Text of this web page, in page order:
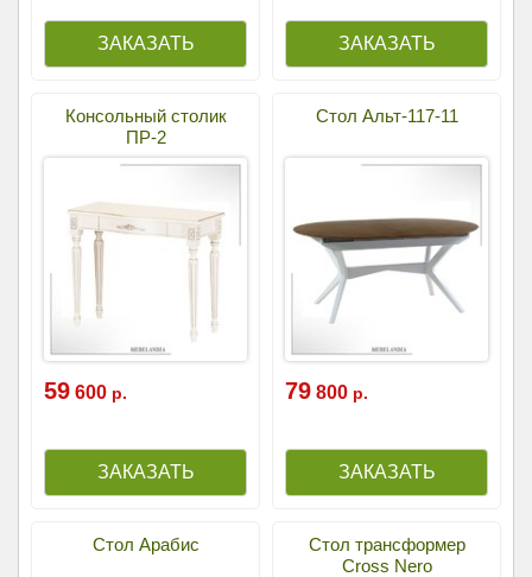
Консольный столик
ПР-2
59 600 р.
Стол Альт-117-11
79 800 р.
Стол Арабис
Стол трансформер
Cross Nero